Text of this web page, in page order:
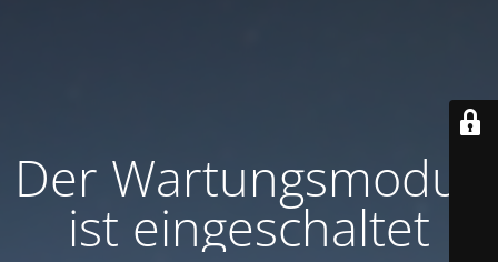
Der Wartungsmodus
ist eingeschaltet